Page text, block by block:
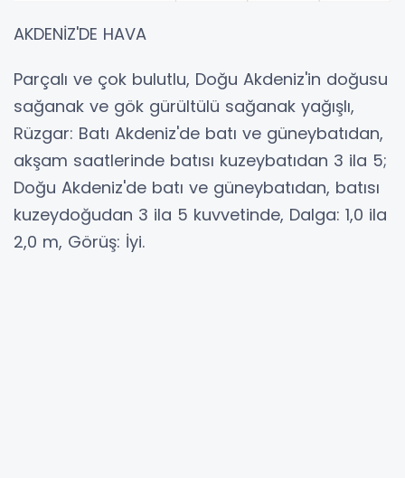
AKDENİZ'DE HAVA
Parçalı ve çok bulutlu, Doğu Akdeniz'in doğusu
sağanak ve gök gürültülü sağanak yağışlı,
Rüzgar: Batı Akdeniz'de batı ve güneybatıdan,
akşam saatlerinde batısı kuzeybatıdan 3 ila 5;
Doğu Akdeniz'de batı ve güneybatıdan, batısı
kuzeydoğudan 3 ila 5 kuvvetinde, Dalga: 1,0 ila
2,0 m, Görüş: İyi.